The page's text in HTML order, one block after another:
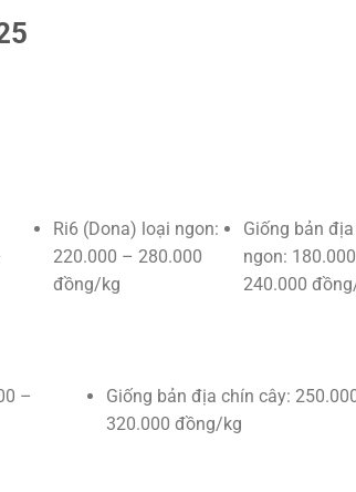
Ri6 (Dona) loại ngon:
220.000 – 280.000
đồng/kg
Giống bản
ngon:
240.000
–
Giống bản địa chín cây:
320.000 đồng/kg